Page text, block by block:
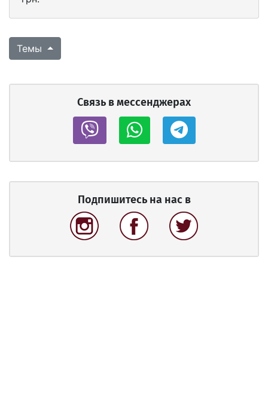
Темы
Связь в мессенджерах
Подпишитесь на нас в